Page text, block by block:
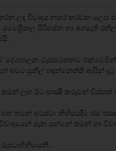
ලද විවාදය නතර කරවන ලෙස
මෛත‍්‍රිපාල සිරිසේන හා අගමැති
දේශපාලන වැඩසටහනට
බවට සුනිල් හඳුන්නෙත්ති ඇසින් දුටු
ලඟ ඊට සාක්‍ෂි කරුවන් විස්සක්
තමන් අවස්ථා කිහිපයදීම එම
පැන යන්නේ තමන් හා